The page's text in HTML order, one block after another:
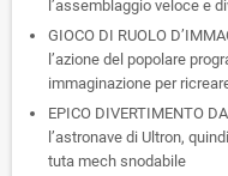
l’assemblaggio veloce e
GIOCO DI RUOLO
l’azione del popolare
immaginazione per
EPICO DIVERTIMENTO
l’astronave di Ultron,
tuta mech snodabile